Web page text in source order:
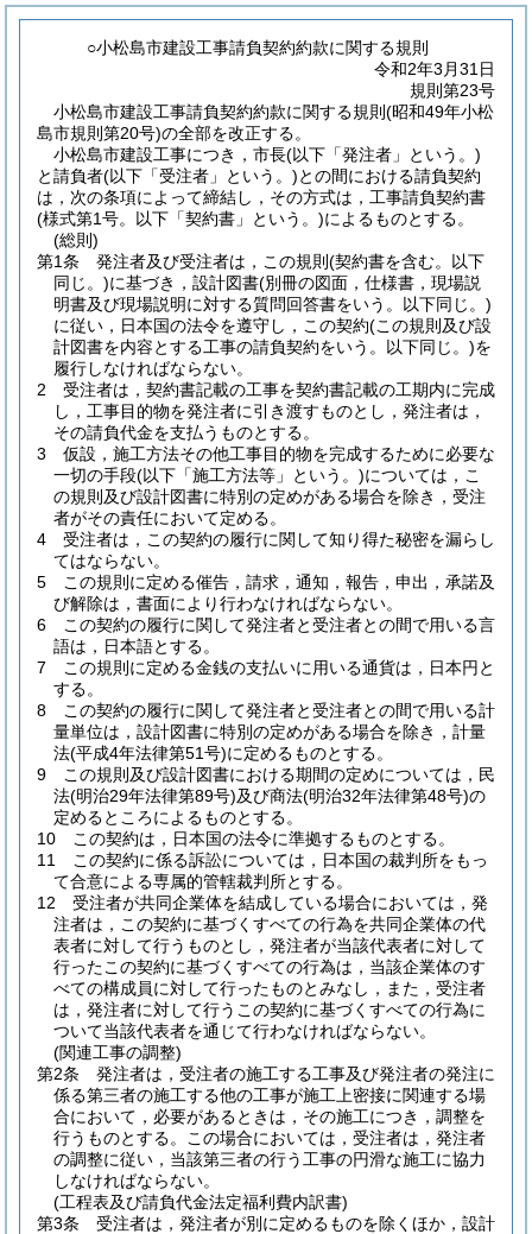
○小松島市建設工事請負契約約款に関する規則
令和2年3月31日
規則第23号
小松島市建設工事請負契約約款に関する規則(昭和49年小松
島市規則第20号)の全部を改正する。
小松島市建設工事につき，市長(以下「発注者」という。)
と請負者(以下「受注者」という。)との間における請負契約
は，次の条項によって締結し，その方式は，工事請負契約書
(様式第1号。以下「契約書」という。)によるものとする。
(総則)
第1条
発注者及び受注者は，この規則 (契約書を含む。以下
同じ。)に基づき，設計図書(別冊の図面，仕様書，現場説
明書及び現場説明に対する質問回答書をいう。以下同じ。)
に従い，日本国の法令を遵守し，この契約(この規則及び設
計図書を内容とする工事の請負契約をいう。以下同じ。)を
履行しなければならない。
2
受注者は，契約書記載の工事を契約書記載の工期内に完成
し，工事目的物を発注者に引き渡すものとし，発注者は，
その請負代金を支払うものとする。
3
仮設，施工方法その他工事目的物を完成するために必要な
一切の手段(以下「施工方法等」という。)については，こ
の規則及び設計図書に特別の定めがある場合を除き，受注
者がその責任において定める。
4
受注者は，この契約の履行に関して知り得た秘密を漏らし
てはならない。
5
この規則に定める催告，請求，通知，報告，申出，承諾及
び解除は，書面により行わなければならない。
6
この契約の履行に関して発注者と受注者との間で用いる言
語は，日本語とする。
7
この規則に定める金銭の支払いに用いる通貨は，日本円と
する。
8
この契約の履行に関して発注者と受注者との間で用いる計
量単位は，設計図書に特別の定めがある場合を除き，計量
法(平成4年法律第51号)に定めるものとする。
9
この規則及び設計図書における期間の定めについては，民
法(明治29年法律第89号)及び商法(明治32年法律第48号)の
定めるところによるものとする。
10
この契約は，日本国の法令に準拠するものとする。
11
この契約に係る訴訟については，日本国の裁判所をもっ
て合意による専属的管轄裁判所とする。
12
受注者が共同企業体を結成している場合においては，発
注者は，この契約に基づくすべての行為を共同企業体の代
表者に対して行うものとし，発注者が当該代表者に対して
行ったこの契約に基づくすべての行為は，当該企業体のす
べての構成員に対して行ったものとみなし，また，受注者
は，発注者に対して行うこの契約に基づくすべての行為に
ついて当該代表者を通じて行わなければならない。
(関連工事の調整)
第2条
発注者は，受注者の施工する工事及び発注者の発注に
係る第三者の施工する他の工事が施工上密接に関連する場
合において，必要があるときは，その施工につき，調整を
行うものとする。
この場合においては，受注者は，発注者
の調整に従い，当該第三者の行う工事の円滑な施工に協力
しなければならない。
(工程表及び請負代金法定福利費内訳書)
第3条
受注者は，発注者が別に定めるものを除くほか，設計